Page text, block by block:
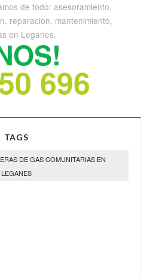
de todo: asesoramiento,
reparacion, mantenimiento,
en Leganes.
696
TAGS
DE GAS COMUNITARIAS EN
LEGANES